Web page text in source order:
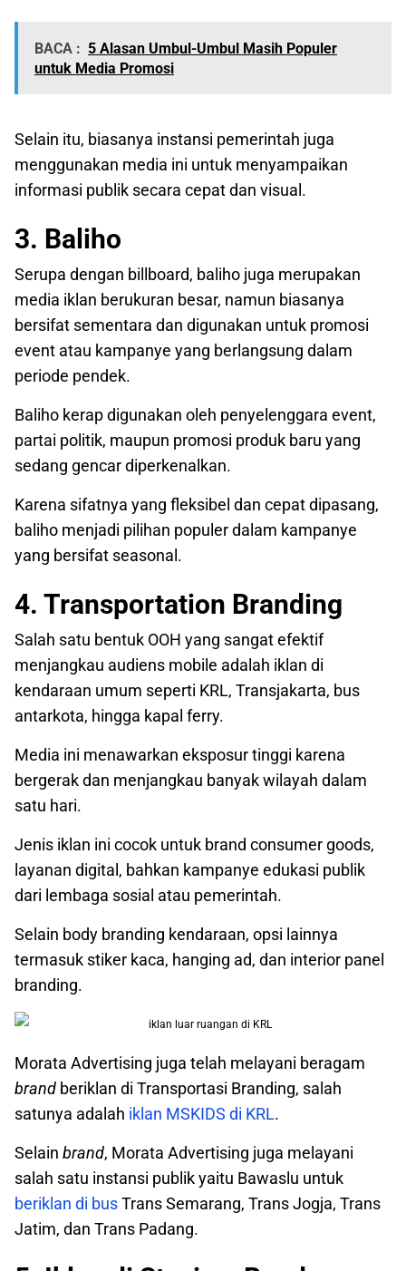
BACA : 5 Alasan Umbul-Umbul Masih Populer
untuk Media Promosi
Selain itu, biasanya instansi pemerintah juga
menggunakan media ini untuk menyampaikan
informasi publik secara cepat dan visual.
3. Baliho
Serupa dengan billboard, baliho juga merupakan
media iklan berukuran besar, namun biasanya
bersifat sementara dan digunakan untuk promosi
event atau kampanye yang berlangsung dalam
periode pendek.
Baliho kerap digunakan oleh penyelenggara event,
partai politik, maupun promosi produk baru yang
sedang gencar diperkenalkan.
Karena sifatnya yang fleksibel dan cepat dipasang,
baliho menjadi pilihan populer dalam kampanye
yang bersifat seasonal.
4. Transportation Branding
Salah satu bentuk OOH yang sangat efektif
menjangkau audiens mobile adalah iklan di
kendaraan umum seperti KRL, Transjakarta, bus
antarkota, hingga kapal ferry.
Media ini menawarkan eksposur tinggi karena
bergerak dan menjangkau banyak wilayah dalam
satu hari.
Jenis iklan ini cocok untuk brand consumer goods,
layanan digital, bahkan kampanye edukasi publik
dari lembaga sosial atau pemerintah.
Selain body branding kendaraan, opsi lainnya
termasuk stiker kaca, hanging ad, dan interior panel
branding.
Morata Advertising juga telah melayani beragam
brand beriklan di Transportasi Branding, salah
satunya adalah iklan MSKIDS di KRL.
Selain brand, Morata Advertising juga melayani
salah satu instansi publik yaitu Bawaslu untuk
beriklan di busTrans Semarang, Trans Jogja, Trans
Jatim, dan Trans Padang.